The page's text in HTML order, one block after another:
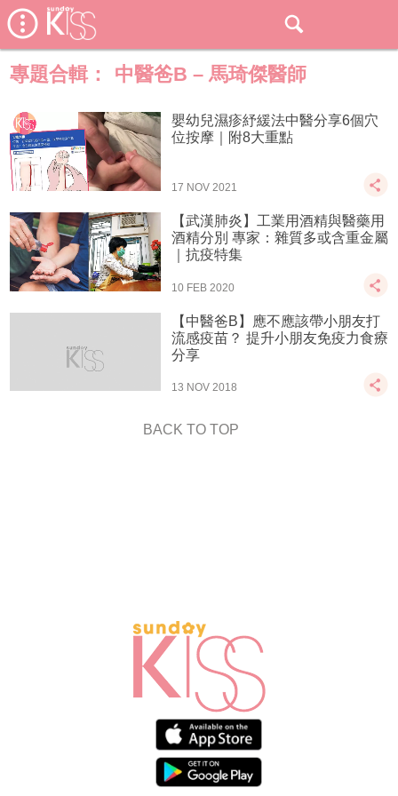
專題合輯： 中醫爸B – 馬琦傑醫師
嬰幼兒濕疹紓緩法中醫分享6個穴
位按摩｜附8大重點
17 NOV 2021
【武漢肺炎】工業用酒精與醫藥用
酒精分別 專家：雜質多或含重金屬
｜抗疫特集
10 FEB 2020
【中醫爸B】應不應該帶小朋友打
流感疫苗？ 提升小朋友免疫力食療
分享
13 NOV 2018
BACK TO TOP